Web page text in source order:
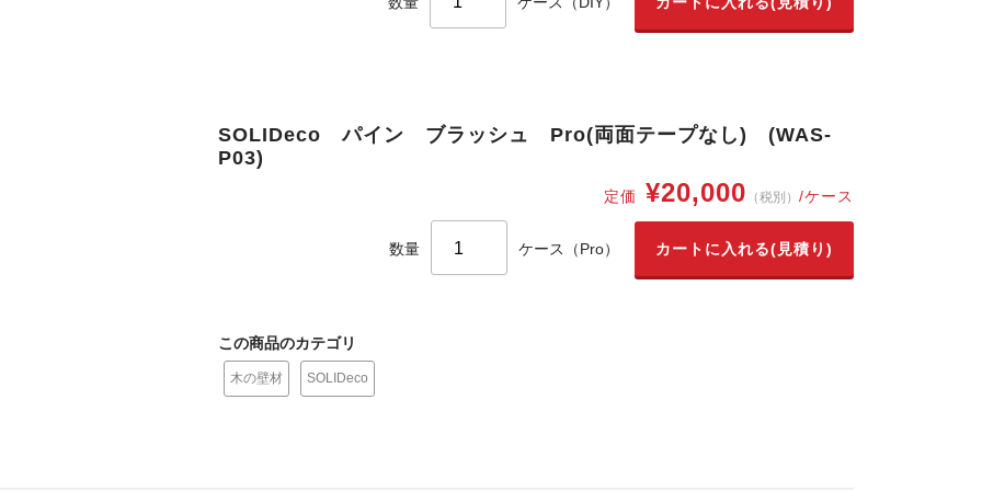
SOLIDeco パイン ブラッシュ Pro(両面テープなし) (WAS-
P03)
定価 ¥20,000 （税別） /ケース
数量 ケース（Pro）
この商品のカテゴリ
木の壁材 SOLIDeco